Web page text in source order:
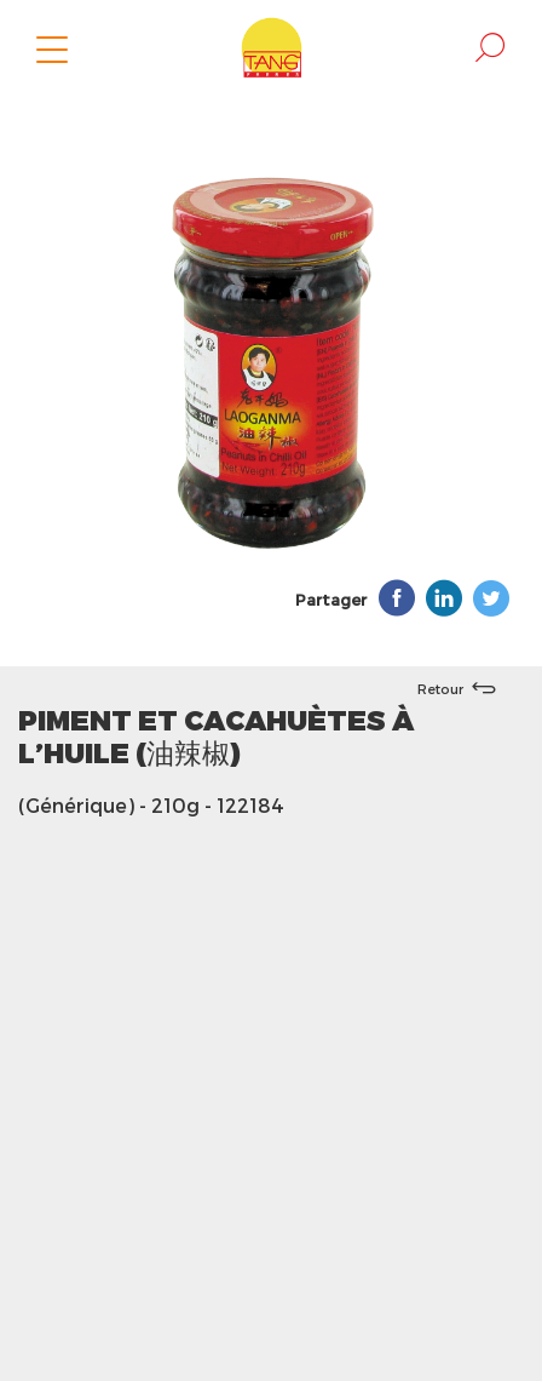
Partager
Retour
PIMENT ET CACAHUÈTES À
L’HUILE (油辣椒)
(Générique) - 210g - 122184